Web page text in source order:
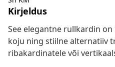
Kirjeldus
See elegantne rullkardin
koju ning stiilne alternatiiv
ribakardinatele või